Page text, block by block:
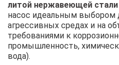
литой нержавеющей стали
насос идеальным выбором
агрессивных средах и на
требованиями к
промышленность,
вода).